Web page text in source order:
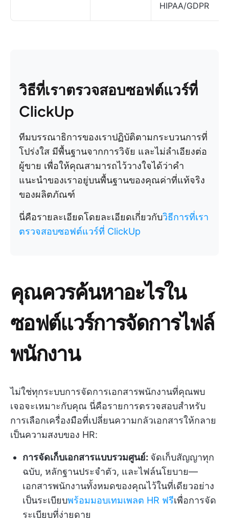
HIPAA/GDPR
วิธีที่เราตรวจสอบซอฟต์แวร์ที่
ClickUp
ทีมบรรณาธิการของเราปฏิบัติตามกระบวนการที่
โปร่งใส มีพื้นฐานจากการวิจัย และไม่ลำเอียงต่อ
ผู้ขาย เพื่อให้คุณสามารถไว้วางใจได้ว่าคำ
แนะนำของเราอยู่บนพื้นฐานของคุณค่าที่แท้จริง
ของผลิตภัณฑ์
นี่คือรายละเอียดโดยละเอียดเกี่ยวกับวิธีการที่เรา
ตรวจสอบซอฟต์แวร์ที่ ClickUp
คุณควรค้นหาอะไรใน
ซอฟต์แวร์การจัดการไฟล์
พนักงาน
ไม่ใช่ทุกระบบการจัดการเอกสารพนักงานที่คุณพบ
เจอจะเหมาะกับคุณ นี่คือรายการตรวจสอบสำหรับ
การเลือกเครื่องมือที่เปลี่ยนความกลัวเอกสารให้กลาย
เป็นความสงบของ HR:
การจัดเก็บเอกสารแบบรวมศูนย์: จัดเก็บสัญญาทุก
ฉบับ, หลักฐานประจำตัว, และไฟล์นโยบาย—
เอกสารพนักงานทั้งหมดของคุณไว้ในที่เดียวอย่าง
เป็นระเบียบพร้อมมอบเทมเพลต HR ฟรีเพื่อการจัด
ระเบียบที่ง่ายดาย